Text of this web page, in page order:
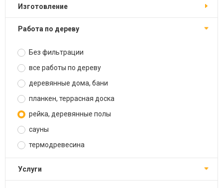
изготовление
работа по дереву
Без фильтрации
все работы по дереву
деревянные дома, бани
планкен, террасная доска
рейка, деревянные полы
сауны
термодревесина
услуги